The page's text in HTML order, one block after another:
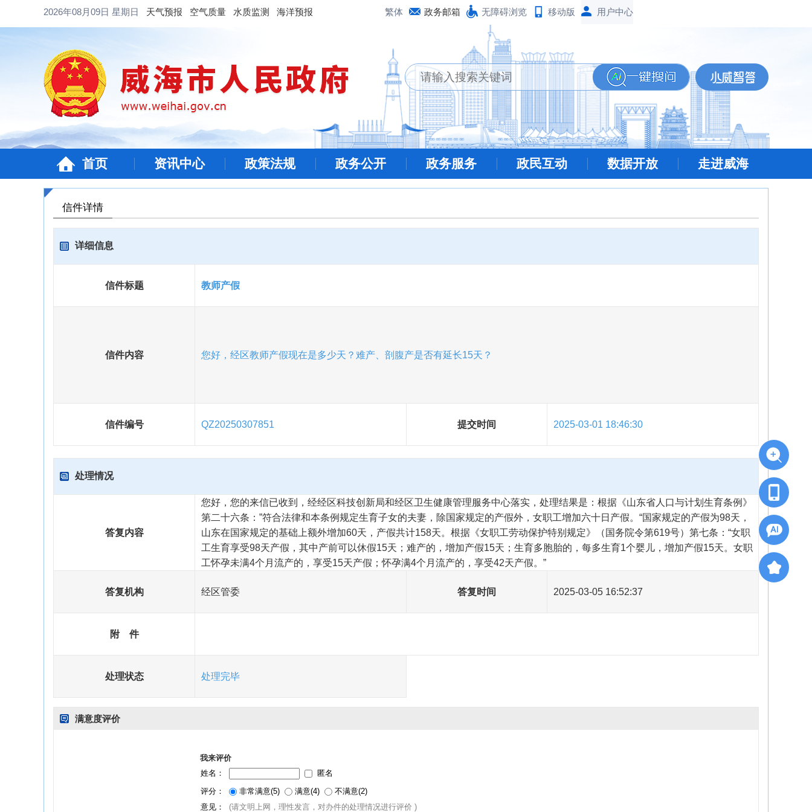
2026年08月09日 星期日 天气预报 空气质量 水质监测 海洋预报 繁体 政务邮箱 无障碍浏览 移动版
首页 资讯中心 政策法规 政务公开 政务服务 政民互动 数据开放 走进威海
信件详情
详细信息
信件标题 教师产假
信件内容 您好，经区教师产假现在是多少天？难产、剖腹产是否有延长15天？
信件编号 QZ20250307851 提交时间 2025-03-01 18:46:30
处理情况
答复内容
您好，您的来信已收到，经经区科技创新局和经区卫生健康管理服务中心落实，处理结果是：根据《山东省人口与计划生育条例》
第二十六条：”符合法律和本条例规定生育子女的夫妻，除国家规定的产假外，女职工增加六十日产假。“国家规定的产假为98天，
山东在国家规定的基础上额外增加60天，产假共计158天。根据《女职工劳动保护特别规定》（国务院令第619号）第七条：“女职
工生育享受98天产假，其中产前可以休假15天；难产的，增加产假15天；生育多胞胎的，每多生育1个婴儿，增加产假15天。女职
工怀孕未满4个月流产的，享受15天产假；怀孕满4个月流产的，享受42天产假。”
答复机构 经区管委 答复时间 2025-03-05 16:52:37
附 件
处理状态 处理完毕
满意度评价